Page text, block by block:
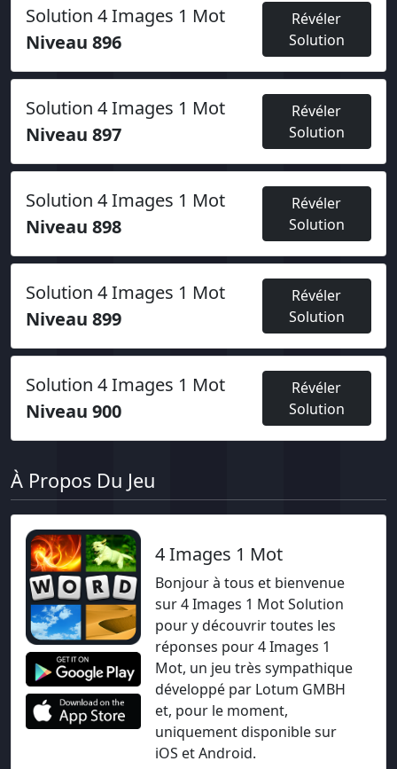
Solution 4 Images 1 Mot
Niveau 896
Révéler
Solution
Solution 4 Images 1 Mot
Niveau 897
Révéler
Solution
Solution 4 Images 1 Mot
Niveau 898
Révéler
Solution
Solution 4 Images 1 Mot
Niveau 899
Révéler
Solution
Solution 4 Images 1 Mot
Niveau 900
Révéler
Solution
À Propos Du Jeu
4 Images 1 Mot
Bonjour à tous et bienvenue
sur 4 Images 1 Mot Solution
pour y découvrir toutes les
réponses pour 4 Images 1
Mot, un jeu très sympathique
développé par Lotum GMBH
et, pour le moment,
uniquement disponible sur
iOS et Android.